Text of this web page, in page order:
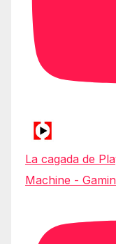
La cagada de
Machine -